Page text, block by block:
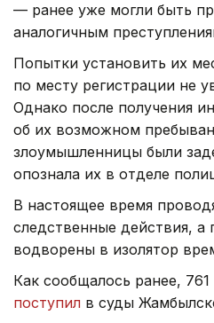
— ранее уже могли быть
аналогичным
Попытки установить их
по месту регистрации не
Однако после получения
об их возможном
злоумышленницы были
опознала их в отделе
В настоящее время
следственные действия, а
водворены в изолятор
Как сообщалось ранее,
поступил в суды